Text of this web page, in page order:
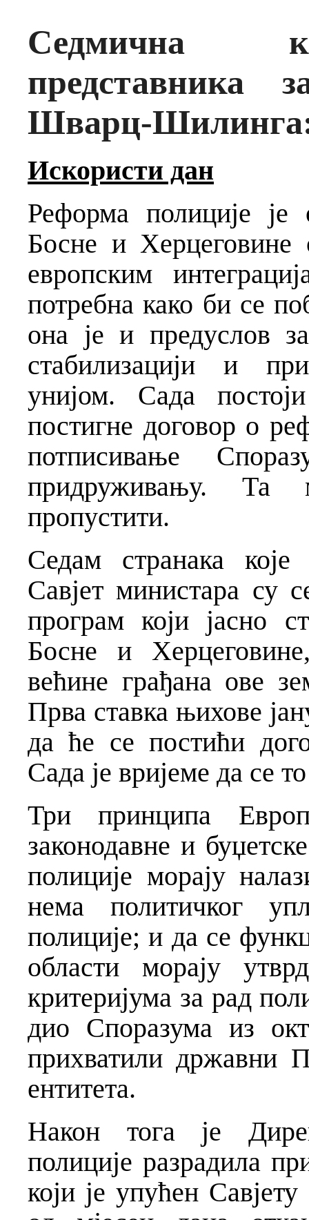
Седмична
представника
Шварц-
Искористи дан
Реформа полиције
Босне и Херцеговине
европским
потребна како би се
она је и предуслов
стабилизацији и
унијом. Сада
постигне договор о
потписивање
придруживању. Та
пропустити.
Седам странака
Савјет министара су
програм који јасно
Босне и
већине грађана ове
Прва ставка њихове
да ће се постићи
Сада је вријеме да се
Три принципа
законодавне и
полиције морају
нема политичког
полиције; и да се
области морају
критеријума за рад
дио Споразума из
прихватили државни
ентитета.
Након тога је
полиције разрадила
који је упућен